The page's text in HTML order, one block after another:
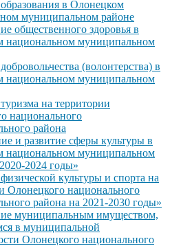
в Олонецком
муниципальном районе
общественного здоровья в
национальном муниципальном
(волонтерства) в
национальном муниципальном
на территории
национального
района
и развитие сферы культуры в
национальном муниципальном
2024 годы»
культуры и спорта на
Олонецкого национального
района на 2021-2030 годы»
муниципальным имуществом,
в муниципальной
Олонецкого национального